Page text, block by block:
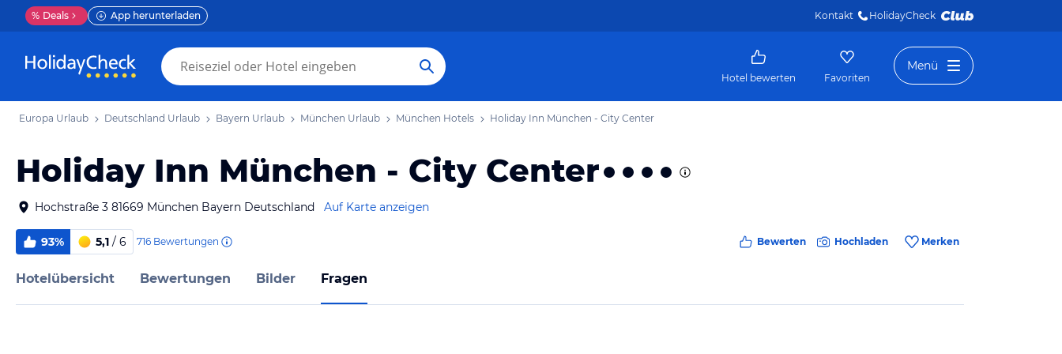
% Deals App herunterladen Kontakt HolidayCheck
Hotel bewerten Favoriten
Menü
Europa Urlaub Deutschland Urlaub Bayern Urlaub München Urlaub München Hotels Holiday Inn München - City Center
Holiday Inn München - City Center
Hochstraße 3 81669 München Bayern Deutschland Auf Karte anzeigen
93% 5,1 / 6 716 Bewertungen Bewerten Hochladen Merken
Hotelübersicht Bewertungen Bilder Fragen